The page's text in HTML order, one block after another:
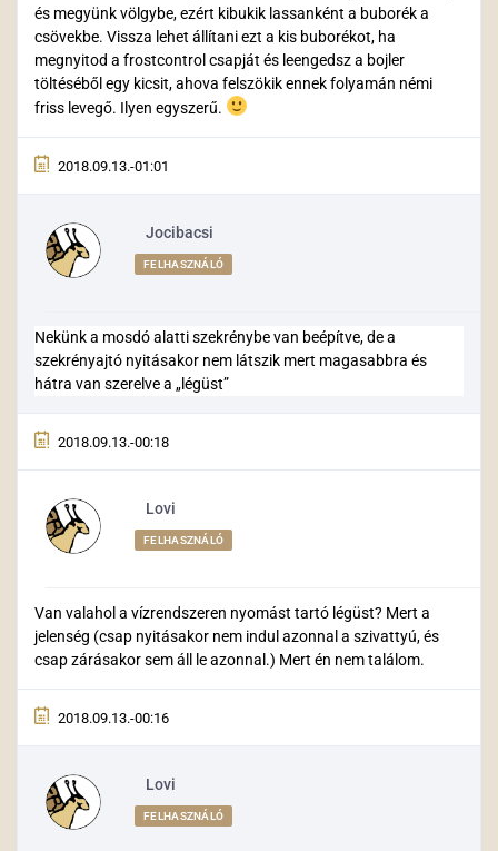
és megyünk völgybe, ezért kibukik lassanként a buborék a
csövekbe. Vissza lehet állítani ezt a kis buborékot, ha
megnyitod a frostcontrol csapját és leengedsz a bojler
töltéséből egy kicsit, ahova felszökik ennek folyamán némi
friss levegő. Ilyen egyszerű.
2018.09.13.-01:01
Jocibacsi
FELHASZNÁLÓ
Nekünk a mosdó alatti szekrénybe van beépítve, de a
szekrényajtó nyitásakor nem látszik mert magasabbra és
hátra van szerelve a „légüst”
2018.09.13.-00:18
Lovi
FELHASZNÁLÓ
Van valahol a vízrendszeren nyomást tartó légüst? Mert a
jelenség (csap nyitásakor nem indul azonnal a szivattyú, és
csap zárásakor sem áll le azonnal.) Mert én nem találom.
2018.09.13.-00:16
Lovi
FELHASZNÁLÓ